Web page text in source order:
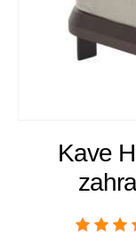
Kave